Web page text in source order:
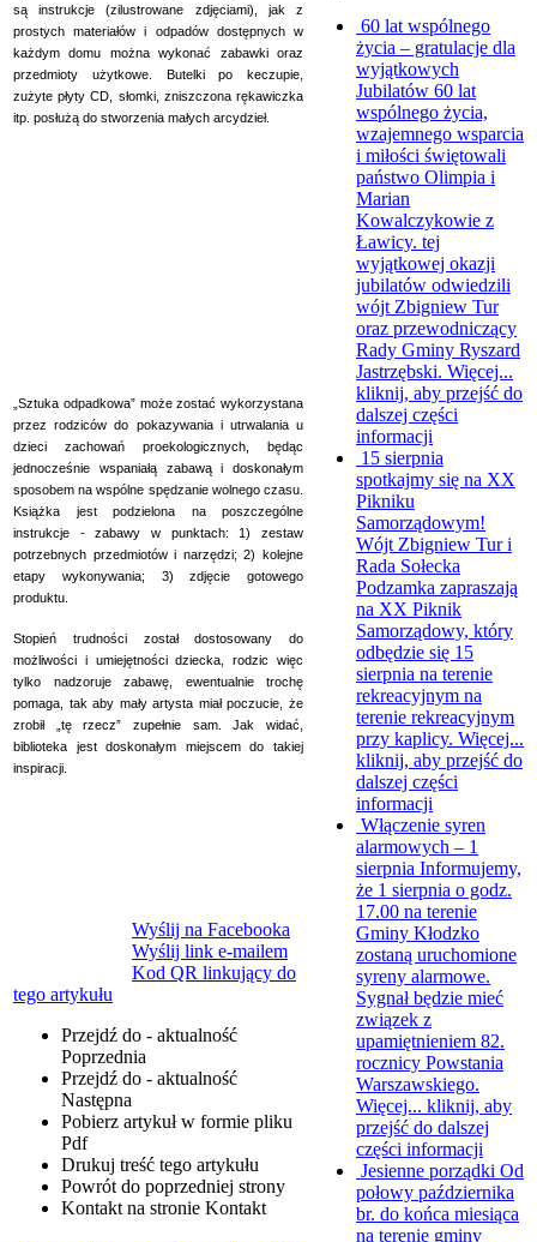
są instrukcje (zilustrowane zdjęciami), jak z
prostych materiałów i odpadów dostępnych w
każdym domu można wykonać zabawki oraz
przedmioty użytkowe. Butelki po keczupie,
zużyte płyty CD, słomki, zniszczona rękawiczka
itp. posłużą do stworzenia małych arcydzieł.
„Sztuka odpadkowa” może zostać wykorzystana
przez rodziców do pokazywania i utrwalania u
dzieci zachowań proekologicznych, będąc
jednocześnie wspaniałą zabawą i doskonałym
sposobem na wspólne spędzanie wolnego czasu.
Książka jest podzielona na poszczególne
instrukcje - zabawy w punktach: 1) zestaw
potrzebnych przedmiotów i narzędzi; 2) kolejne
etapy wykonywania; 3) zdjęcie gotowego
produktu.
Stopień trudności został dostosowany do
możliwości i umiejętności dziecka, rodzic więc
tylko nadzoruje zabawę, ewentualnie trochę
pomaga, tak aby mały artysta miał poczucie, że
zrobił „tę rzecz” zupełnie sam.Jak widać,
biblioteka jest doskonałym miejscem do takiej
inspiracji.
Wyślij na Facebooka
Wyślij link e-mailem
Kod QR linkujący do
tego artykułu
Przejdź do - aktualność
Poprzednia
Przejdź do - aktualność
Następna
Pobierz artykuł w formie pliku
Pdf
Drukuj treść tego artykułu
Powrót do poprzedniej strony
Kontakt na stronie Kontakt
60 lat wspólnego
życia – gratulacje dla
wyjątkowych
Jubilatów 60 lat
wspólnego życia,
wzajemnego wsparcia
i miłości świętowali
państwo Olimpia i
Marian
Kowalczykowie z
Ławicy. tej
wyjątkowej okazji
jubilatów odwiedzili
wójt Zbigniew Tur
oraz przewodniczący
Rady Gminy Ryszard
Jastrzębski. Więcej...
kliknij, aby przejść do
dalszej części
informacji
15 sierpnia
spotkajmy się na XX
Pikniku
Samorządowym!
Wójt Zbigniew Tur i
Rada Sołecka
Podzamka zapraszają
na XX Piknik
Samorządowy, który
odbędzie się 15
sierpnia na terenie
rekreacyjnym na
terenie rekreacyjnym
przy kaplicy. Więcej...
kliknij, aby przejść do
dalszej części
informacji
Włączenie syren
alarmowych – 1
sierpnia Informujemy,
że 1 sierpnia o godz.
17.00 na terenie
Gminy Kłodzko
zostaną uruchomione
syreny alarmowe.
Sygnał będzie mieć
związek z
upamiętnieniem 82.
rocznicy Powstania
Warszawskiego.
Więcej... kliknij, aby
przejść do dalszej
części informacji
Jesienne porządki Od
połowy października
br. do końca miesiąca
na terenie gminy